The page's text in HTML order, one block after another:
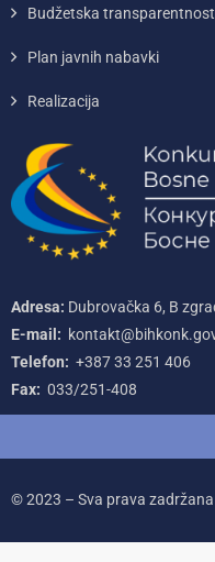
Budžetska transparentnost
Plan javnih nabavki
Realizacija
Adresa: Dubrovačka 6, B
E-mail:
Telefon: +387‌ 33‌ 251‌ 406
Fax: 033/251-408
© 2023 – Sva prava